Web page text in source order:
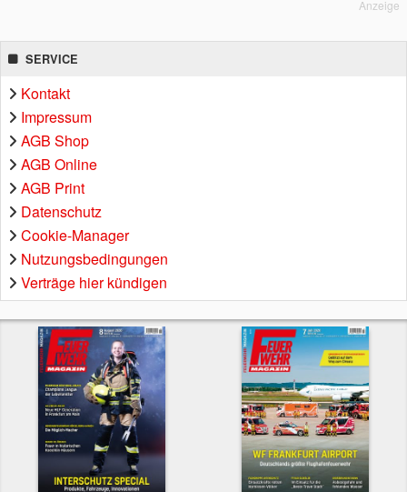
Anzeige
SERVICE
Kontakt
Impressum
AGB Shop
AGB Online
AGB Print
Datenschutz
Cookie-Manager
Nutzungsbedingungen
Verträge hier kündigen